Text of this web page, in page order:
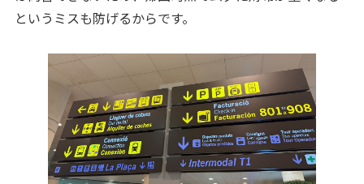
というミスも防げるからです。